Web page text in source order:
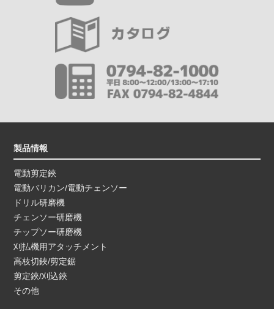
製品情報
電動剪定鋏
電動バリカン/電動チェンソー
ドリル研磨機
チェンソー研磨機
チップソー研磨機
刈払機用アタッチメント
高枝切鋏/剪定鋸
剪定鋏/刈込鋏
その他